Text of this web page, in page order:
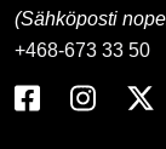
(Sähköposti
+468-673 33 50